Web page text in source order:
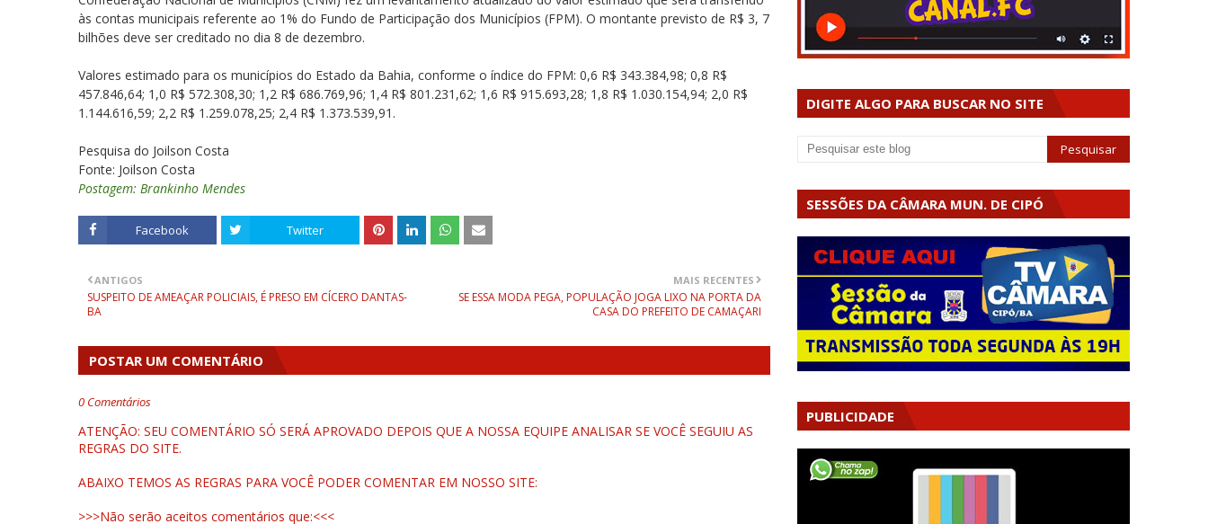
às contas municipais referente ao 1% do Fundo de Participação dos Municípios (FPM). O montante previsto de R$ 3, 7
bilhões deve ser creditado no dia 8 de dezembro.
Valores estimado para os municípios do Estado da Bahia, conforme o índice do FPM: 0,6 R$ 343.384,98; 0,8 R$
457.846,64; 1,0 R$ 572.308,30; 1,2 R$ 686.769,96; 1,4 R$ 801.231,62; 1,6 R$ 915.693,28; 1,8 R$ 1.030.154,94; 2,0 R$
1.144.616,59; 2,2 R$ 1.259.078,25; 2,4 R$ 1.373.539,91.
Pesquisa do Joilson Costa
Fonte: Joilson Costa
Postagem: Brankinho Mendes
Facebook Twitter
MAIS RECENTES
SE ESSA MODA PEGA, POPULAÇÃO JOGA LIXO NA PORTA DA
CASA DO PREFEITO DE CAMAÇARI
ANTIGOS
SUSPEITO DE AMEAÇAR POLICIAIS, É PRESO EM CÍCERO DANTAS-
BA
POSTAR UM COMENTÁRIO
0 Comentários
ATENÇÃO: SEU COMENTÁRIO SÓ SERÁ APROVADO DEPOIS QUE A NOSSA EQUIPE ANALISAR SE VOCÊ SEGUIU AS
REGRAS DO SITE.
ABAIXO TEMOS AS REGRAS PARA VOCÊ PODER COMENTAR EM NOSSO SITE:
>>>Não serão aceitos comentários que:<<<
DIGITE ALGO PARA BUSCAR NO SITE
SESSÕES DA CÂMARA MUN. DE CIPÓ
PUBLICIDADE